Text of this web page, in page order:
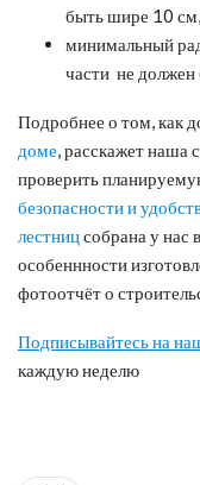
быть шире 10
минимальный
части не
Подробнее о том, как
доме, расскажет наша
проверить
безопасности и
лестницсобрана у нас
особеннности
фотоотчёт о
Подписывайтесь на
каждую неделю